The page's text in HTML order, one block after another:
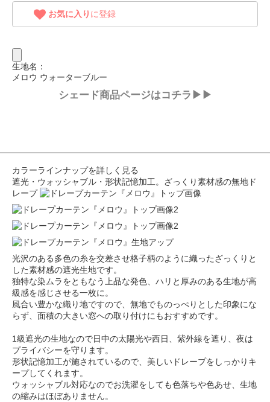
お気に入り に登録
生地名：
メロウ ウォーターブルー
シェード商品ページはコチラ▶▶
カラーラインナップを詳しく見る
遮光・ウォッシャブル・形状記憶加工。ざっくり素材感の無地ド
レープ
光沢のある多色の糸を交差させ格子柄のように織ったざっくりと
した素材感の遮光生地です。
独特な染ムラをともなう上品な発色、ハリと厚みのある生地が高
級感を感じさせる一枚に。
風合い豊かな織り地ですので、無地でものっぺりとした印象にな
らず、面積の大きい窓への取り付けにもおすすめです。
1級遮光の生地なので日中の太陽光や西日、紫外線を遮り、夜は
プライバシーを守ります。
形状記憶加工が施されているので、美しいドレープをしっかりキ
ープしてくれます。
ウォッシャブル対応なのでお洗濯をしても色落ちや色あせ、生地
の縮みはほぼありません。